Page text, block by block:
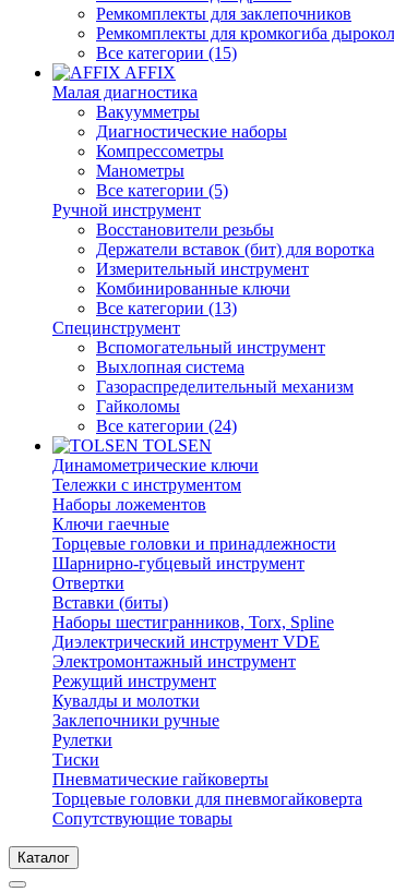
Ремкомплекты для заклепочников
Ремкомплекты для кромкогиба
Все категории (15)
AFFIX
Малая диагностика
Вакуумметры
Диагностические наборы
Компрессометры
Манометры
Все категории (5)
Ручной инструмент
Восстановители резьбы
Держатели вставок (бит) для воротка
Измерительный инструмент
Комбинированные ключи
Все категории (13)
Специнструмент
Вспомогательный инструмент
Выхлопная система
Газораспределительный механизм
Гайколомы
Все категории (24)
TOLSEN
Динамометрические ключи
Тележки с инструментом
Наборы ложементов
Ключи гаечные
Торцевые головки и принадлежности
Шарнирно-губцевый инструмент
Отвертки
Вставки (биты)
Наборы шестигранников, Torx, Spline
Диэлектрический инструмент VDE
Электромонтажный инструмент
Режущий инструмент
Кувалды и молотки
Заклепочники ручные
Рулетки
Тиски
Пневматические гайковерты
Торцевые головки для пневмогайковерта
Сопутствующие товары
Каталог